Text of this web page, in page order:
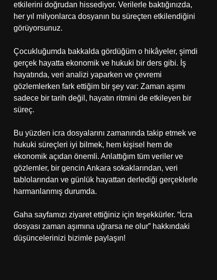
etkilerini doğrudan hissediyor. Verilerle baktığınızda,
her yıl milyonlarca dosyanın bu süreçten etkilendiğini
görüyorsunuz.
Çocukluğumda bakkalda gördüğüm o hikâyeler, şimdi
gerçek hayatta ekonomik ve hukuki bir ders gibi. İş
hayatında, veri analizi yaparken ve çevremi
gözlemlerken fark ettiğim bir şey var: Zaman aşımı
sadece bir tarih değil, hayatın ritmini de etkileyen bir
süreç.
Bu yüzden icra dosyalarını zamanında takip etmek ve
hukuki süreçleri iyi bilmek, hem kişisel hem de
ekonomik açıdan önemli. Anlattığım tüm veriler ve
gözlemler, bir gencin Ankara sokaklarından, veri
tablolarından ve günlük hayattan derlediği gerçeklerle
harmanlanmış durumda.
Gaha sayfamızı ziyaret ettiğiniz için teşekkürler. “İcra
dosyası zaman aşımına uğrarsa ne olur” hakkındaki
düşüncelerinizi bizimle paylaşın!